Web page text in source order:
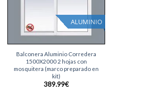
ALUMINIO
Balconera Aluminio Corredera
1500X2000 2 hojas con
mosquitera (marco preparado en
kit)
389.99€